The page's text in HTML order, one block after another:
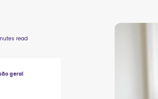
read
geral